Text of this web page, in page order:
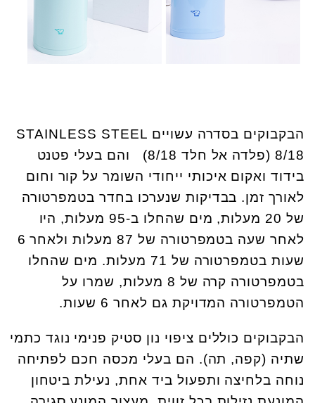
הבקבוקים בסדרה עשויים STAINLESS STEEL
8/18 (פלדה אל חלד 8/18) והם בעלי פטנט
בידוד ואקום איכותי ייחודי השומר על קור וחום
לאורך זמן. בבדיקות שנערכו בחדר בטמפרטורה
של 20 מעלות, מים שהחלו ב-95 מעלות, היו
לאחר שעה בטמפרטורה של 87 מעלות ולאחר 6
שעות בטמפרטורה של 71 מעלות. מים שהחלו
בטמפרטורה קרה של 8 מעלות, שמרו על
הטמפרטורה המדויקת גם לאחר 6 שעות.
הבקבוקים כוללים ציפוי נון סטיק פנימי נוגד כתמי
שתיה (קפה, תה). הם בעלי מכסה חכם לפתיחה
נוחה בלחיצה ותפעול ביד אחת, נעילת ביטחון